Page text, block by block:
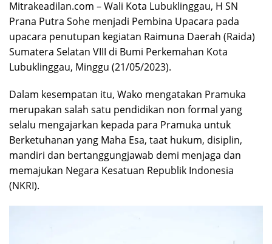
Mitrakeadilan.com – Wali Kota Lubuklinggau, H SN
Prana Putra Sohe menjadi Pembina Upacara pada
upacara penutupan kegiatan Raimuna Daerah (Raida)
Sumatera Selatan VIII di Bumi Perkemahan Kota
Lubuklinggau, Minggu (21/05/2023).
Dalam kesempatan itu, Wako mengatakan Pramuka
merupakan salah satu pendidikan non formal yang
selalu mengajarkan kepada para Pramuka untuk
Berketuhanan yang Maha Esa, taat hukum, disiplin,
mandiri dan bertanggungjawab demi menjaga dan
memajukan Negara Kesatuan Republik Indonesia
(NKRI).